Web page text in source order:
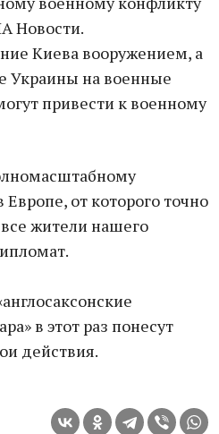
Новости.
Киева вооружением, а
Украины на военные
привести к военному
от которого точно
жители нашего
в этот раз понесут
действия.